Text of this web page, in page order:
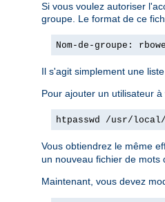
Si vous voulez autoriser
groupe. Le format de ce
Nom-de-groupe:
Il s'agit simplement une
Pour ajouter un utilisateur
htpasswd /usr/local/
Vous obtiendrez le même
un nouveau fichier de mots
Maintenant, vous devez